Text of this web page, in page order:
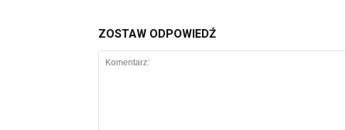
ZOSTAW ODPOWIEDŹ